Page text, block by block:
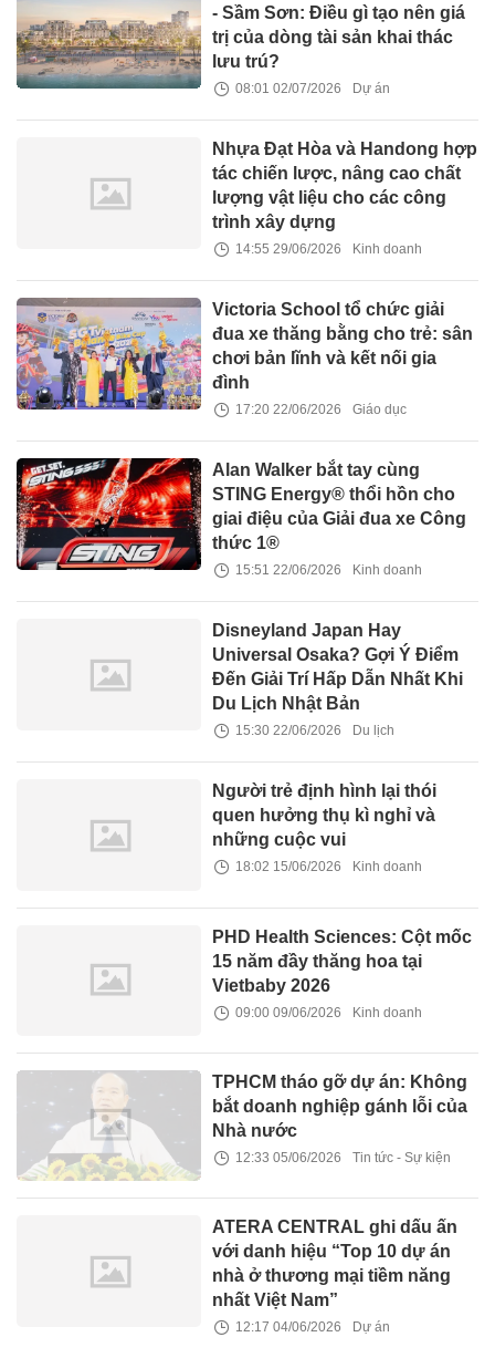
- Sầm Sơn: Điều gì tạo nên giá
trị của dòng tài sản khai thác
lưu trú?
08:01 02/07/2026 Dự án
Nhựa Đạt Hòa và Handong hợp
tác chiến lược, nâng cao chất
lượng vật liệu cho các công
trình xây dựng
14:55 29/06/2026 Kinh doanh
Victoria School tổ chức giải
đua xe thăng bằng cho trẻ: sân
chơi bản lĩnh và kết nối gia
đình
17:20 22/06/2026 Giáo dục
Alan Walker bắt tay cùng
STING Energy® thổi hồn cho
giai điệu của Giải đua xe Công
thức 1®
15:51 22/06/2026 Kinh doanh
Disneyland Japan Hay
Universal Osaka? Gợi Ý Điểm
Đến Giải Trí Hấp Dẫn Nhất Khi
Du Lịch Nhật Bản
15:30 22/06/2026 Du lịch
Người trẻ định hình lại thói
quen hưởng thụ kì nghỉ và
những cuộc vui
18:02 15/06/2026 Kinh doanh
PHD Health Sciences: Cột mốc
15 năm đầy thăng hoa tại
Vietbaby 2026
09:00 09/06/2026 Kinh doanh
TPHCM tháo gỡ dự án: Không
bắt doanh nghiệp gánh lỗi của
Nhà nước
12:33 05/06/2026 Tin tức - Sự kiện
ATERA CENTRAL ghi dấu ấn
với danh hiệu “Top 10 dự án
nhà ở thương mại tiềm năng
nhất Việt Nam”
12:17 04/06/2026 Dự án